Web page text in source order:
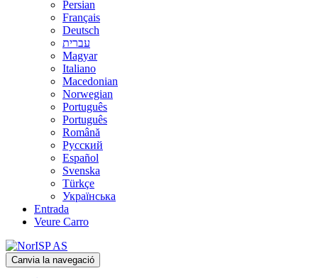
Persian
Français
Deutsch
עברית
Magyar
Italiano
Macedonian
Norwegian
Português
Português
Română
Русский
Español
Svenska
Türkçe
Українська
Entrada
Veure Carro
Canvia la navegació